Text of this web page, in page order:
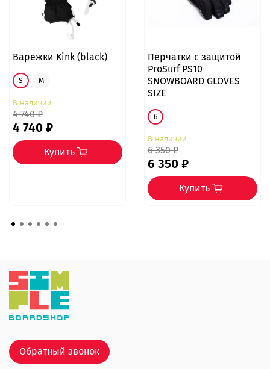
Варежки Kink (black)
S M
В наличии
4 740 ₽
4 740 ₽
Купить
Перчатки с защитой
ProSurf PS10
SNOWBOARD GLOVES
SIZE
6
В наличии
6 350 ₽
6 350 ₽
Купить
Обратный звонок